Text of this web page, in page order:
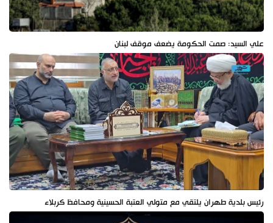
علي السيد: صمت الحكومة يضعف موقف لبنان
رئيس بلدية طهران يلتقي مع متولي العتبة الحسينية ومحافظ كربلاء